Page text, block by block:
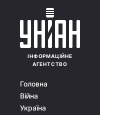
ІНФОРМАЦІЙНЕ
АГЕНТСТВО
Головна
Війна
Україна